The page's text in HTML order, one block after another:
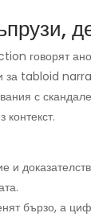
говорят
за tabloid
с
и
бързо, а